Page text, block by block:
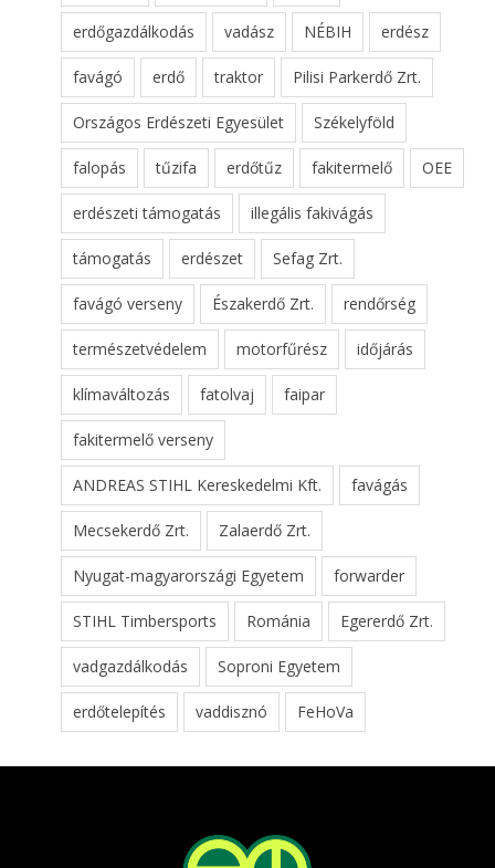
erdőgazdálkodás vadász NÉBIH erdész
favágó erdő traktor Pilisi Parkerdő Zrt.
Országos Erdészeti Egyesület Székelyföld
falopás tűzifa erdőtűz fakitermelő OEE
erdészeti támogatás illegális fakivágás
támogatás erdészet Sefag Zrt.
favágó verseny Északerdő Zrt. rendőrség
természetvédelem motorfűrész időjárás
klímaváltozás fatolvaj faipar
fakitermelő verseny
ANDREAS STIHL Kereskedelmi Kft. favágás
Mecsekerdő Zrt. Zalaerdő Zrt.
Nyugat-magyarországi Egyetem forwarder
STIHL Timbersports Románia Egererdő Zrt.
vadgazdálkodás Soproni Egyetem
erdőtelepítés vaddisznó FeHoVa